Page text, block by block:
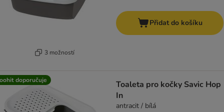
3 možností
Přidat do košíku
doporučuje
Toaleta pro kočky Savic Hop
In
antracit / bílá